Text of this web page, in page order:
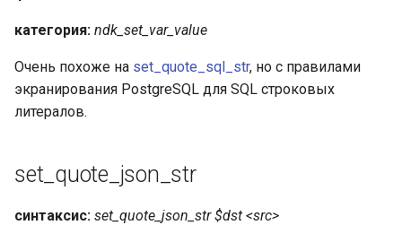
категория: ndk_set_var_value
Очень похоже на set_quote_sql_str, но с правилами
экранирования PostgreSQL для SQL строковых
литералов.
set_quote_json_str
синтаксис: set_quote_json_str $dst <src>